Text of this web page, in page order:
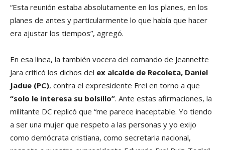
“Esta reunión estaba absolutamente en los planes, en los
planes de antes y particularmente lo que había que hacer
era ajustar los tiempos”, agregó.
En esa línea, la también vocera del comando de Jeannette
Jara criticó los dichos del ex alcalde de Recoleta, Daniel
Jadue (PC), contra el expresidente Frei en torno a que
“solo le interesa su bolsillo”. Ante estas afirmaciones, la
militante DC replicó que “me parece inaceptable. Yo tiendo
a ser una mujer que respeto a las personas y yo exijo
como demócrata cristiana, como secretaria nacional,